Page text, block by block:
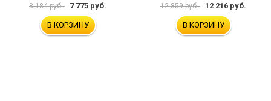
8 184 руб. 7 775 руб.
В КОРЗИНУ
12 859 руб. 12 216 руб.
В КОРЗИНУ